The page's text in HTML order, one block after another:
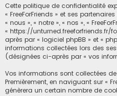
Cette politique de confidentialité
« FreeForFriends » et ses
« nous », « notre », « nos », «
« https://unturned.freeforfriends.fr/
après par « logiciel phpBB » et «
informations collectées lors des
(désignées ci-après par « vos
Vos informations sont collectées
Premièrement, en naviguant sur «
génèrera un certain nombre de